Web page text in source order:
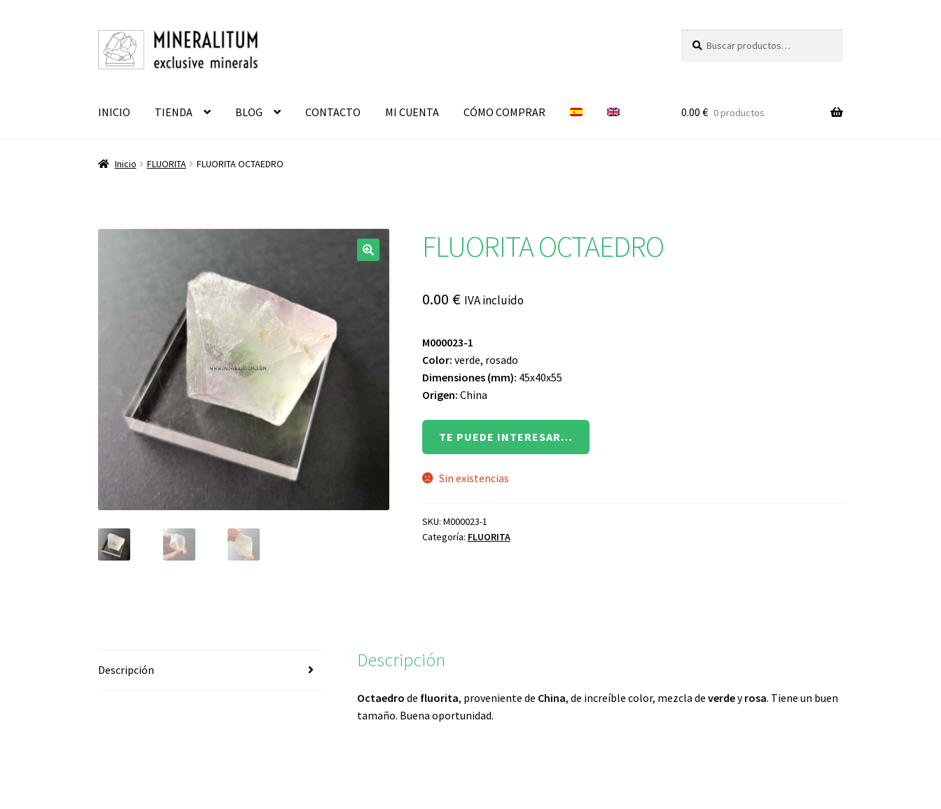
a
la
al
contenido
por:
INICIO TIENDA BLOG CONTACTO MI CUENTA CÓMO COMPRAR 0.00 € 0 productos
Inicio FLUORITA FLUORITA OCTAEDRO
FLUORITA OCTAEDRO
0.00 € IVA incluido
M000023-1
Color: verde, rosado
Dimensiones (mm): 45x40x55
Origen: China
TE PUEDE INTERESAR…
Sin existencias
SKU: M000023-1
Categoría: FLUORITA
Descripción Descripción
Octaedro de fluorita, proveniente de China, de increíble color, mezcla deverdeyrosa. Tiene un buen
tamaño. Buena oportunidad.